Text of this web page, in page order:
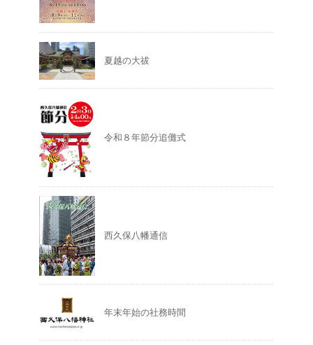
夏越の大祓
令和８年節分追儺式
西久保八幡通信
年末年始の社務時間